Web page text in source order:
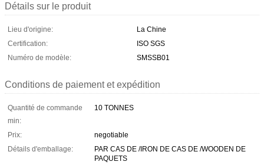
Détails sur le produit
Lieu d'origine:
La Chine
Certification:
ISO SGS
Numéro de modèle:
SMSSB01
Conditions de paiement et expédition
Quantité de commande
min:
10 TONNES
Prix:
negotiable
Détails d'emballage:
PAR CAS DE /IRON DE CAS DE /WOODEN DE
PAQUETS